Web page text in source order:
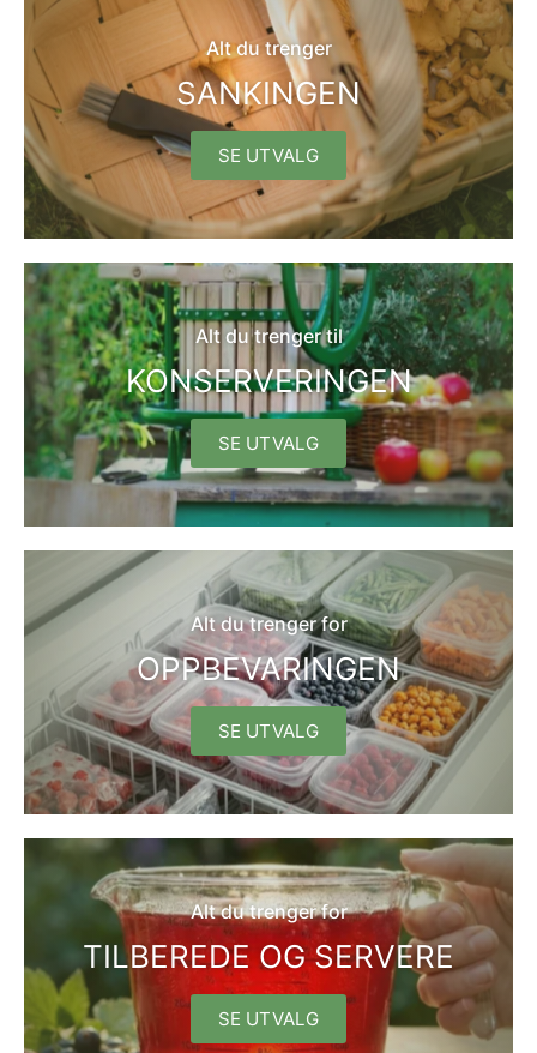
Alt du trenger
SANKINGEN
SE UTVALG
Alt du trenger til
KONSERVERINGEN
SE UTVALG
Alt du trenger for
OPPBEVARINGEN
SE UTVALG
Alt du trenger for
TILBEREDE OG SERVERE
SE UTVALG